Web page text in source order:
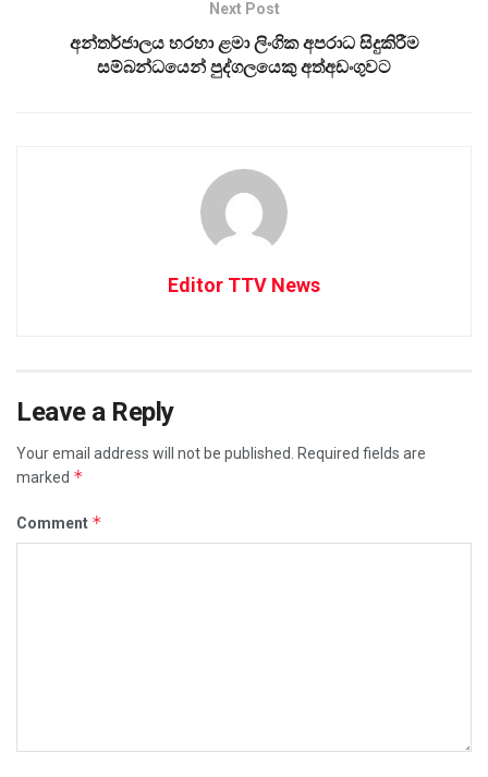
Next Post
අන්තර්ජාලය හරහා ළමා ලිංගික අපරාධ සිදුකිරීම
සම්බන්ධයෙන් පුද්ගලයෙකු අත්අඩංගුවට
Editor TTV News
Leave a Reply
Your email address will not be published. Required fields are
marked *
Comment *